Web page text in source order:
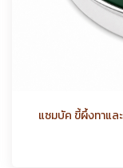
แซมบัค ขี้ผึ้งทาแ